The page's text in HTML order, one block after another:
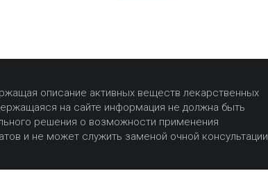
описание активных веществ лекарственных
на сайте информация не должна быть
решения о возможности применения
и не может служить заменой очной консультации